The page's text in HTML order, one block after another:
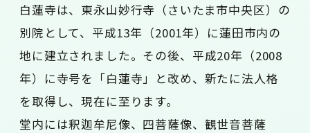
白蓮寺は、東永山妙行寺（さいたま市中央区）の
別院として、平成13年（2001年）に蓮田市内の
地に建立されました。その後、平成20年（2008
年）に寺号を「白蓮寺」と改め、新たに法人格
を取得し、現在に至ります。
堂内には釈迦牟尼像、四菩薩像、観世音菩薩